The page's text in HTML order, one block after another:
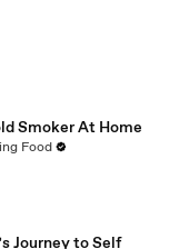
Smoker At Home
Food
Journey to Self